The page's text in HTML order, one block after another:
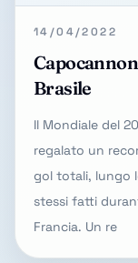
14/04/2022
Brasile
Il Mondiale del
regalato un
gol totali, lungo
stessi fatti
Francia. Un re